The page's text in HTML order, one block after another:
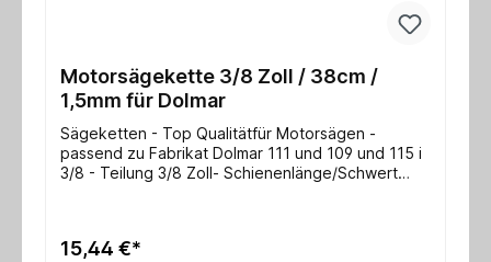
Motorsägekette 3/8 Zoll / 38cm /
1,5mm für Dolmar
Sägeketten - Top Qualitätfür Motorsägen -
passend zu Fabrikat Dolmar 111 und 109 und 115 i
3/8 - Teilung 3/8 Zoll- Schienenlänge/Schwert
15,44 €*